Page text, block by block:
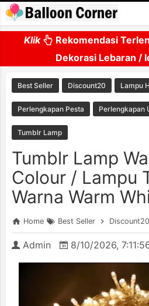
Skip to main
Klik
Rekomendasi
Dekorasi Lebaran /
Best Seller Discount20 Lampu
Perlengkapan Pesta Perlengkapan
Tumblr Lamp
Tumblr Lamp
Colour / Lampu
Warna Warm
Home Best Seller Discount20
Admin 8/10/2026,